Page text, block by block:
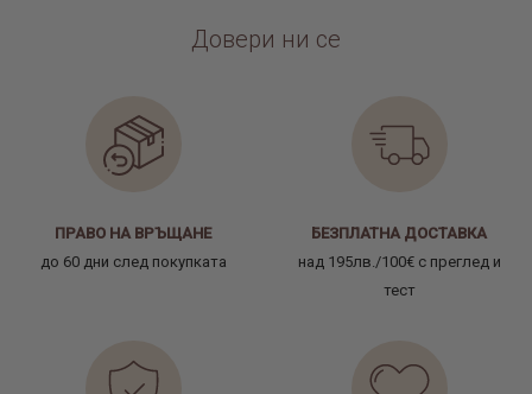
Довери ни се
ПРАВО НА ВРЪЩАНЕ
до 60 дни след покупката
БЕЗПЛАТНА ДОСТАВКА
над 195лв./100€ с преглед и
тест